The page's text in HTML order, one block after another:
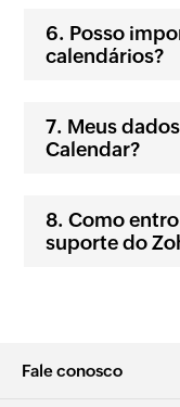
Posso
calendários?
Meus
Calendar?
Como
suporte do
Fale conosco